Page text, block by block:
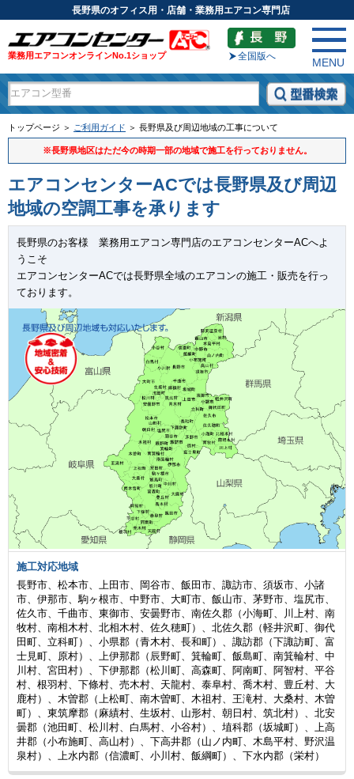
長野県のオフィス用・店舗・業務用エアコン専門店
業務用エアコンオンラインNo.1ショップ 全国版へ
MENU
トップページ ＞ ご利用ガイド ＞ 長野県及び周辺地域の工事について
※長野県地区はただ今の時期一部の地域で施工を行っておりません。
エアコンセンターACでは長野県及び周辺
地域の空調工事を承ります
長野県のお客様 業務用エアコン専門店のエアコンセンターACへよ
うこそ
エアコンセンターACでは長野県全域のエアコンの施工・販売を行っ
ております。
施工対応地域
長野市、松本市、上田市、岡谷市、飯田市、諏訪市、須坂市、小諸
市、伊那市、駒ヶ根市、中野市、大町市、飯山市、茅野市、塩尻市、
佐久市、千曲市、東御市、安曇野市、南佐久郡（小海町、川上村、南
牧村、南相木村、北相木村、佐久穂町）、北佐久郡（軽井沢町、御代
田町、立科町）、小県郡（青木村、長和町）、諏訪郡（下諏訪町、富
士見町、原村）、上伊那郡（辰野町、箕輪町、飯島町、南箕輪村、中
川村、宮田村）、下伊那郡（松川町、高森町、阿南町、阿智村、平谷
村、根羽村、下條村、売木村、天龍村、泰阜村、喬木村、豊丘村、大
鹿村）、木曽郡（上松町、南木曽町、木祖村、王滝村、大桑村、木曽
町）、東筑摩郡（麻績村、生坂村、山形村、朝日村、筑北村）、北安
曇郡（池田町、松川村、白馬村、小谷村）、埴科郡（坂城町）、上高
井郡（小布施町、高山村）、下高井郡（山ノ内町、木島平村、野沢温
泉村）、上水内郡（信濃町、小川村、飯綱町）、下水内郡（栄村）